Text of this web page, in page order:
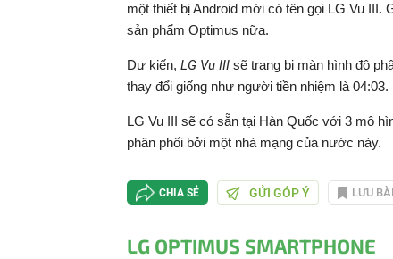
một thiết bị Android mới có tên gọi LG Vu III.
sản phẩm Optimus nữa.
Dự kiến, LG Vu III sẽ trang bị màn hình độ
thay đổi giống như người tiền nhiệm là 04:03.
LG Vu III sẽ có sẵn tại Hàn Quốc với 3 mô
phân phối bởi một nhà mạng của nước này.
CHIA SẺ GỬI GÓP Ý LƯU BÀI
LG OPTIMUS SMARTPHONE